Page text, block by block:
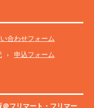
合わせフォーム
申込フォーム
フリマート ・ フリマー